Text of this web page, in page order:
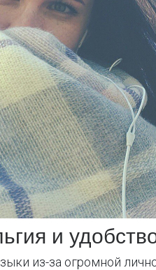
и
из-за огромной